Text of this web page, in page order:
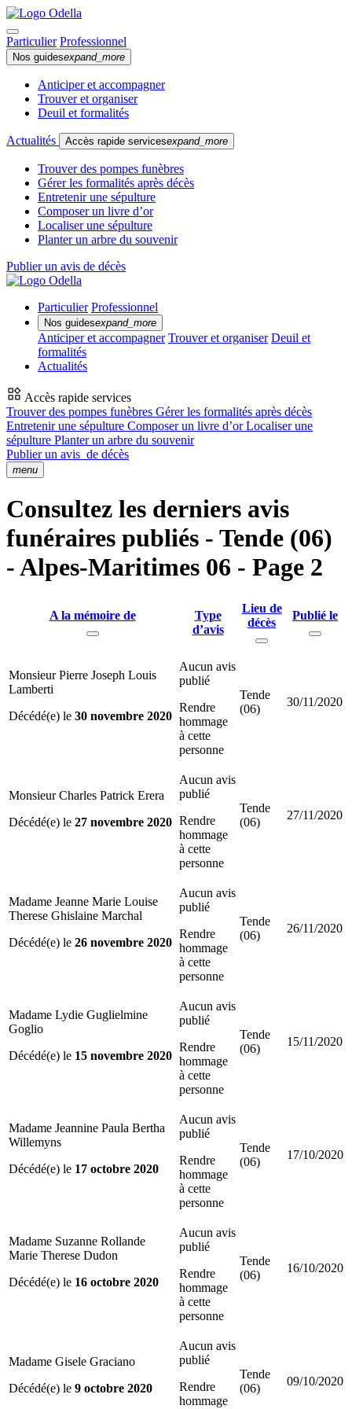
Particulier Professionnel
Nos guidesexpand_more
Anticiper et accompagner
Trouver et organiser
Deuil et formalités
Actualités Accès rapide servicesexpand_more
Trouver des pompes funèbres
Gérer les formalités après décès
Entretenir une sépulture
Composer un livre d’or
Localiser une sépulture
Planter un arbre du souvenir
Publier un avis de décès
Particulier Professionnel
Nos guidesexpand_more
Anticiper et accompagner Trouver et organiser Deuil et
formalités
Actualités
Accès rapide services
Trouver des pompes funèbres Gérer les formalités après décès
Entretenir une sépulture Composer un livre d’orLocaliser une
sépulture Planter un arbre du souvenir
Publier un avis de décès
menu
Consultez les derniers avis
funéraires publiés - Tende (06)
- Alpes-Maritimes 06 - Page 2
A la mémoire de
Type
d’avis
Lieu de
décès
Publié le
Monsieur Pierre Joseph Louis
Lamberti
Décédé(e) le 30 novembre 2020
Aucun avis
publié
Rendre
hommage
à cette
personne
Tende
(06)
30/11/2020
Monsieur Charles Patrick Erera
Décédé(e) le 27 novembre 2020
Aucun avis
publié
Rendre
hommage
à cette
personne
Tende
(06)
27/11/2020
Madame Jeanne Marie Louise
Therese Ghislaine Marchal
Décédé(e) le 26 novembre 2020
Aucun avis
publié
Rendre
hommage
à cette
personne
Tende
(06)
26/11/2020
Madame Lydie Guglielmine
Goglio
Décédé(e) le 15 novembre 2020
Aucun avis
publié
Rendre
hommage
à cette
personne
Tende
(06)
15/11/2020
Madame Jeannine Paula Bertha
Willemyns
Décédé(e) le 17 octobre 2020
Aucun avis
publié
Rendre
hommage
à cette
personne
Tende
(06)
17/10/2020
Madame Suzanne Rollande
Marie Therese Dudon
Décédé(e) le 16 octobre 2020
Aucun avis
publié
Rendre
hommage
à cette
personne
Tende
(06)
16/10/2020
Madame Gisele Graciano
Décédé(e) le 9 octobre 2020
Aucun avis
publié
Rendre
hommage
Tende
(06)
09/10/2020